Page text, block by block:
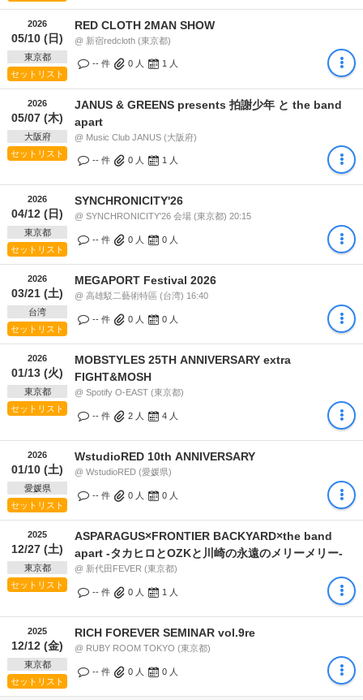
2026
05/10 (日)
東京都
セットリスト
RED CLOTH 2MAN SHOW
@ 新宿redcloth (東京都)
-- 件 0 人 1 人
2026
05/07 (木)
大阪府
セットリスト
JANUS & GREENS presents 拍謝少年 と the band
apart
@ Music Club JANUS (大阪府)
-- 件 0 人 1 人
2026
04/12 (日)
東京都
セットリスト
SYNCHRONICITY'26
@ SYNCHRONICITY'26 会場 (東京都) 20:15
-- 件 0 人 0 人
2026
03/21 (土)
台湾
セットリスト
MEGAPORT Festival 2026
@ 高雄駁二藝術特區 (台湾) 16:40
-- 件 0 人 0 人
2026
01/13 (火)
東京都
セットリスト
MOBSTYLES 25TH ANNIVERSARY extra
FIGHT&MOSH
@ Spotify O-EAST (東京都)
-- 件 2 人 4 人
2026
01/10 (土)
愛媛県
セットリスト
WstudioRED 10th ANNIVERSARY
@ WstudioRED (愛媛県)
-- 件 0 人 0 人
2025
12/27 (土)
東京都
セットリスト
ASPARAGUS×FRONTIER BACKYARD×the band
apart -タカヒロとOZKと川崎の永遠のメリーメリー-
@ 新代田FEVER (東京都)
-- 件 0 人 1 人
2025
12/12 (金)
東京都
セットリスト
RICH FOREVER SEMINAR vol.9re
@ RUBY ROOM TOKYO (東京都)
-- 件 0 人 0 人